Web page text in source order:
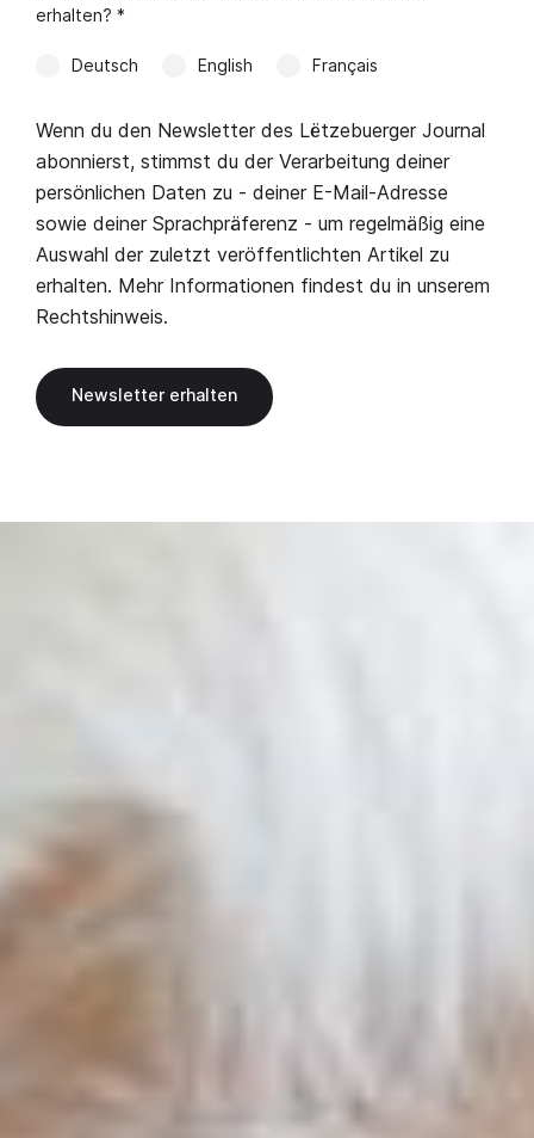
erhalten? *
Deutsch English Français
Wenn du den Newsletter des Lëtzebuerger Journal
abonnierst, stimmst du der Verarbeitung deiner
persönlichen Daten zu - deiner E-Mail-Adresse
sowie deiner Sprachpräferenz - um regelmäßig eine
Auswahl der zuletzt veröffentlichten Artikel zu
erhalten. Mehr Informationen findest du in unserem
Rechtshinweis.